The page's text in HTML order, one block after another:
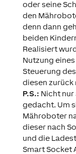
oder seine
den
denn dann
beiden
Realisiert
Nutzung
Steuerung
diesen zurück
P.S.: Nicht nur
gedacht. Um
Mähroboter
dieser nach
und die
Smart Socket